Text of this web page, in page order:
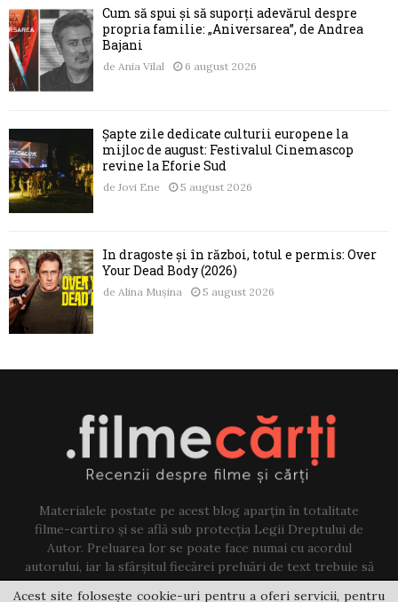
Cum să spui și să suporți adevărul despre
propria familie: „Aniversarea”, de Andrea
Bajani
de Ania Vilal 6 august 2026
Șapte zile dedicate culturii europene la
mijloc de august: Festivalul Cinemascop
revine la Eforie Sud
de Jovi Ene 5 august 2026
În dragoste și în război, totul e permis: Over
Your Dead Body (2026)
de Alina Mușina 5 august 2026
Materialele postate pe acest blog aparțin în totalitate
filme-carti.ro și se află sub protecția Legii Dreptului de
Autor. Preluarea lor se poate face numai cu acordul
autorului, iar la sfârșitul fiecărei preluări de text trebuie să
existe un link către acest blog.
Acest site folosește cookie-uri pentru a oferi servicii, pentru